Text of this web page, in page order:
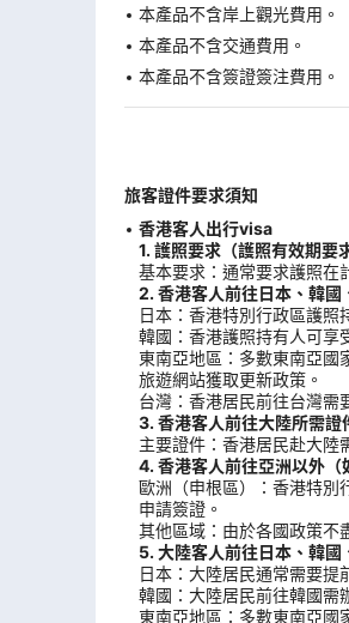
本產品不含岸上觀光費用。
本產品不含交通費用。
本產品不含簽證簽注費用。
旅客證件要求須知
香港客人出行visa
1. 護照要求（護照有效期要
基本要求：通常要求護照在
2. 香港客人前往日本、韓
日本：香港特別行政區護照
韓國：香港護照持有人可享
東南亞地區：多數東南亞國
旅遊網站獲取更新政策。
台灣：香港居民前往台灣需
3. 香港客人前往大陸所需證
主要證件：香港居民赴大陸
4. 香港客人前往亞洲以外
歐洲（申根區）：香港特別
申請簽證。
其他區域：由於各國政策不
5. 大陸客人前往日本、韓
日本：大陸居民通常需要提
韓國：大陸居民前往韓國需
東南亞地區：多數東南亞國